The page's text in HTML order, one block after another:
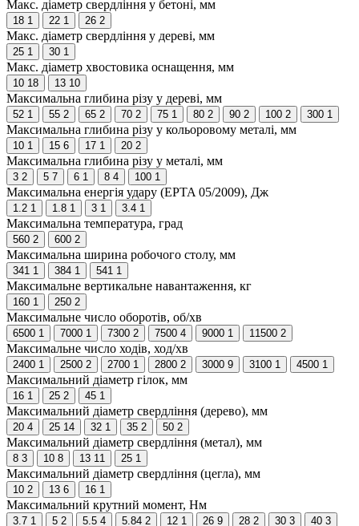
Макс. діаметр свердління у бетоні, мм
18 1 22 1 26 2
Макс. діаметр свердління у дереві, мм
25 1 30 1
Макс. діаметр хвостовика оснащення, мм
10 18 13 10
Максимальна глибина різу у дереві, мм
52 1 55 2 65 2 70 2 75 1 80 2 90 2 100 2 300 1
Максимальна глибина різу у кольоровому металі, мм
10 1 15 6 17 1 20 2
Максимальна глибина різу у металі, мм
3 2 5 7 6 1 8 4 100 1
Максимальна енергія удару (EPTA 05/2009), Дж
1.2 1 1.8 1 3 1 3.4 1
Максимальна температура, град
560 2 600 2
Максимальна ширина робочого столу, мм
341 1 384 1 541 1
Максимальне вертикальне навантаження, кг
160 1 250 2
Максимальне число оборотів, об/хв
6500 1 7000 1 7300 2 7500 4 9000 1 11500 2
Максимальне число ходів, ход/хв
2400 1 2500 2 2700 1 2800 2 3000 9 3100 1 4500 1
Максимальний діаметр гілок, мм
16 1 25 2 45 1
Максимальний діаметр свердління (дерево), мм
20 4 25 14 32 1 35 2 50 2
Максимальний діаметр свердління (метал), мм
8 3 10 8 13 11 25 1
Максимальний діаметр свердління (цегла), мм
10 2 13 6 16 1
Максимальний крутний момент, Нм
3.7 1 5 2 5.5 4 5.84 2 12 1 26 9 28 2 30 3 40 3